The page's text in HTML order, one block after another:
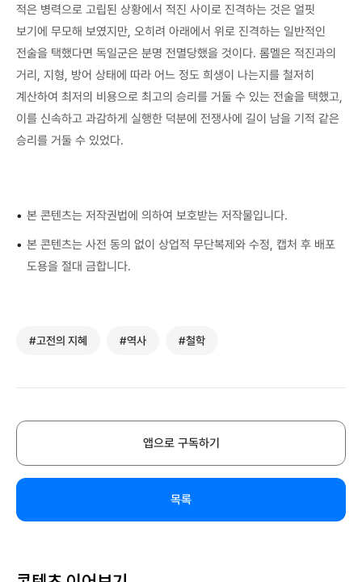
적은 병력으로 고립된 상황에서 적진 사이로 진격하는 것은 얼핏
보기에 무모해 보였지만, 오히려 아래에서 위로 진격하는 일반적인
전술을 택했다면 독일군은 분명 전멸당했을 것이다. 롬멜은 적진과의
거리, 지형, 방어 상태에 따라 어느 정도 희생이 나는지를 철저히
계산하여 최저의 비용으로 최고의 승리를 거둘 수 있는 전술을 택했고,
이를 신속하고 과감하게 실행한 덕분에 전쟁사에 길이 남을 기적 같은
승리를 거둘 수 있었다.
• 본 콘텐츠는 저작권법에 의하여 보호받는 저작물입니다.
• 본 콘텐츠는 사전 동의 없이 상업적 무단복제와 수정, 캡처 후 배포
도용을 절대 금합니다.
#고전의 지혜 #역사 #철학
앱으로 구독하기
목록